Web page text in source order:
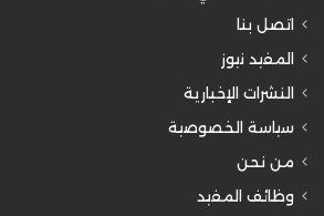
اتصل بنا
المفيد نيوز
النشرات الإخبارية
سياسة الخصوصية
من نحن
وظائف المفيد